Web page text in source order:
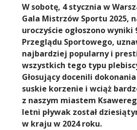
Treść
W sobotę, 4 stycznia w
Gala Mistrzów Sportu 2025,
uroczyście ogłoszono wyniki
Przeglądu Sportowego,
najbardziej popularny i
wszystkich tego typu
Głosujący docenili
suskie korzenie i wciąż
z naszym miastem
letni pływak został
w kraju w 2024 roku.